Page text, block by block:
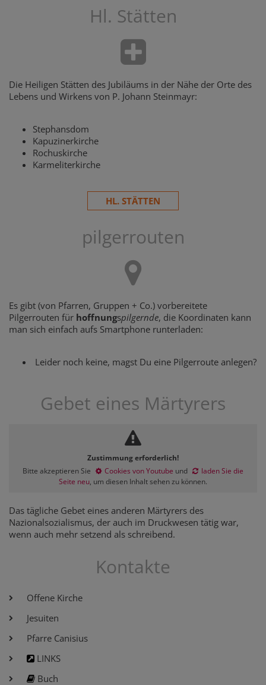
Hl. Stätten
Die Heiligen Stätten des Jubiläums in der Nähe der Orte des
Lebens und Wirkens von P. Johann Steinmayr:
Stephansdom
Kapuzinerkirche
Rochuskirche
Karmeliterkirche
HL. STÄTTEN
pilgerrouten
Es gibt (von Pfarren, Gruppen + Co.) vorbereitete
Pilgerrouten für hoffnungspilgernde, die Koordinaten kann
man sich einfach aufs Smartphone runterladen:
Leider noch keine, magst Du eine Pilgerroute anlegen?
Gebet eines Märtyrers
Zustimmung erforderlich!
Bitte akzeptieren Sie
Cookies von Youtube und
laden Sie die
Seite neu, um diesen Inhalt sehen zu können.
Das tägliche Gebet eines anderen Märtyrers des
Nazionalsozialismus, der auch im Druckwesen tätig war,
wenn auch mehr setzend als schreibend.
Kontakte
Offene Kirche
Jesuiten
Pfarre Canisius
LINKS
Buch